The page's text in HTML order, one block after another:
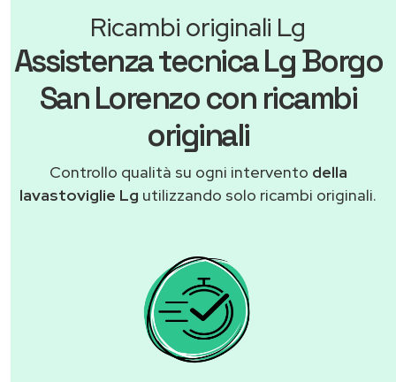
Ricambi originali Lg
Assistenza tecnica Lg Borgo
San Lorenzo con ricambi
originali
Controllo qualità su ogni intervento della
lavastoviglie Lg utilizzando solo ricambi originali.